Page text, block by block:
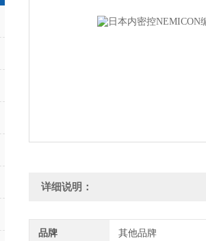
详细说明：
品牌 其他品牌